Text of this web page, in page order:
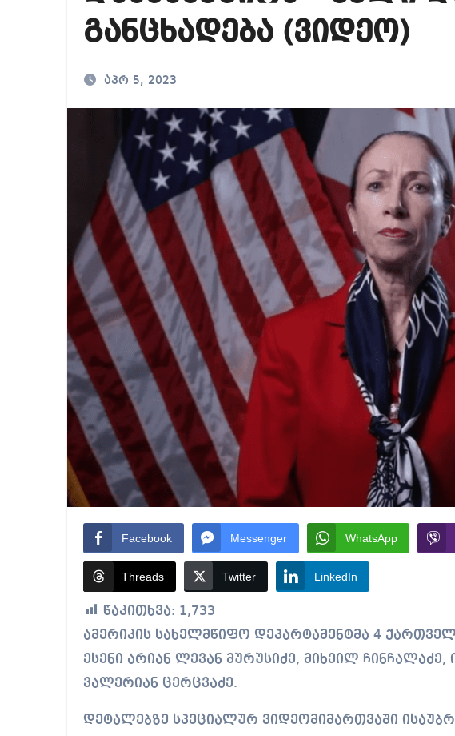
გიორგი ბარამიძე გამოეხმაურა
განცხადება (ვიდეო)
აპრ 5, 2023
Facebook Messenger WhatsApp
Threads Twitter LinkedIn
წაკითხვა: 1,733
ამერიკის სახელმწიფო დეპარტამენტმა 4 ქართველი მოსამართლე დაასანქცირა –
ესენი არიან ლევან მურუსიძე, მიხეილ
ვალერიან ცერცვაძე.
დეტალებზე სპეციალურ ვიდეომიმართვაში